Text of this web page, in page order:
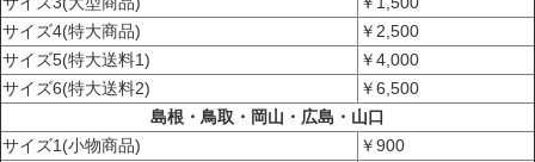
サイズ4(特大商品)
￥2,500
サイズ5(特大送料1)
￥4,000
サイズ6(特大送料2)
￥6,500
島根・鳥取・岡山・広島・山口
サイズ1(小物商品)
￥900